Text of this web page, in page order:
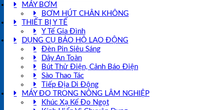
MÁY BƠM
BƠM HÚT CHÂN KHÔNG
THIẾT BỊ Y TẾ
Y Tế Gia Đình
DỤNG CỤ BẢO HỘ LAO ĐỘNG
Đèn Pin Siêu Sáng
Dây An Toàn
Bút Thử Điện, Cảnh Báo Điện
Sào Thao Tác
Tiếp Địa Di Động
MÁY ĐO TRONG NÔNG LÂM NGHIỆP
Khúc Xạ Kế Đo Ngọt